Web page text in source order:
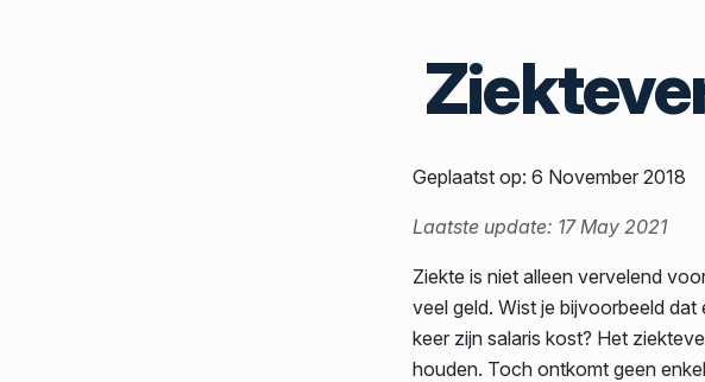
Geplaatst op: 6 November 2018
Laatste update: 17 May 2021
Ziekte is niet alleen vervelend
veel geld. Wist je bijvoorbeeld
keer zijn salaris kost? Het
houden. Toch ontkomt geen